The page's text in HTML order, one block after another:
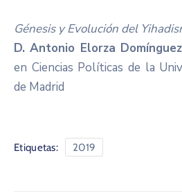
Génesis y Evolución del
D. Antonio Elorza Domínguez
en Ciencias Políticas de la
de Madrid
Etiquetas: 2019